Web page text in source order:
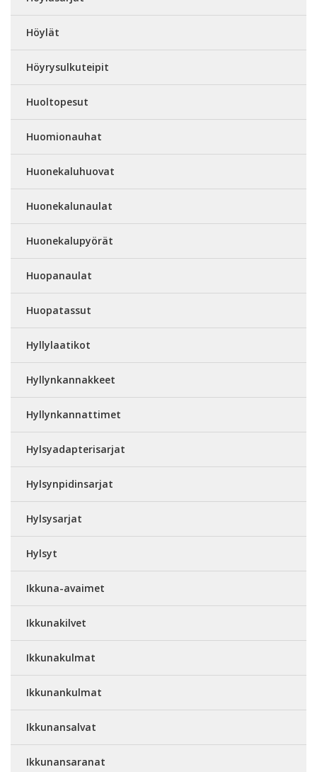
Höylät
Höyrysulkuteipit
Huoltopesut
Huomionauhat
Huonekaluhuovat
Huonekalunaulat
Huonekalupyörät
Huopanaulat
Huopatassut
Hyllylaatikot
Hyllynkannakkeet
Hyllynkannattimet
Hylsyadapterisarjat
Hylsynpidinsarjat
Hylsysarjat
Hylsyt
Ikkuna-avaimet
Ikkunakilvet
Ikkunakulmat
Ikkunankulmat
Ikkunansalvat
Ikkunansaranat